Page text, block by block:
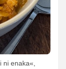
ni enaka«,